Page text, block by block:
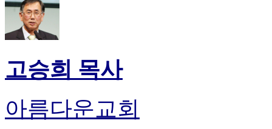
비
센
터
토
끼
고승희 목사
아름다운교회